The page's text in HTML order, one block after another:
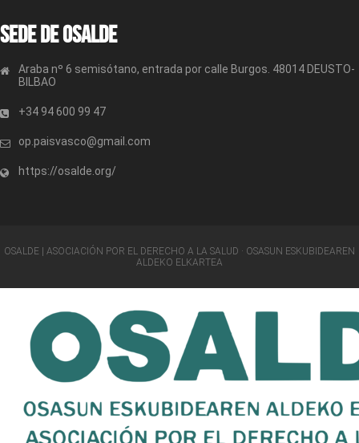
Sede de OSALDE
Araba nº 6 semisótano, entrada por calle Burgos. 48014 DEUSTO-
BILBAO
+34 94 600 99 47
op.paisvasco@gmail.com
https://osalde.org/
OSALDE | ASOCIACIÓN POR EL DERECHO A LA SALUD · OSASUN ESKUBIDEAREN
ALDEKO ELKARTEA